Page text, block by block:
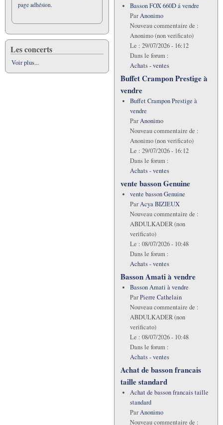
page adhésion.
Les concerts
Voir plus...
Basson FOX 660D á vendre
ParAnonimo
Nouveau commentaire de :
Anonimo (non verificato)
Le : 29/07/2026 - 16:12
Dans le forum :
Achats - ventes
Buffet Crampon Prestige à
vendre
Buffet Crampon Prestige à
vendre
ParAnonimo
Nouveau commentaire de :
Anonimo (non verificato)
Le : 29/07/2026 - 16:12
Dans le forum :
Achats - ventes
vente basson Genuine
vente basson Genuine
ParAcya BIZIEUX
Nouveau commentaire de :
ABDULKADER (non
verificato)
Le : 08/07/2026 - 10:48
Dans le forum :
Achats - ventes
Basson Amati à vendre
Basson Amati à vendre
ParPierre Cathelain
Nouveau commentaire de :
ABDULKADER (non
verificato)
Le : 08/07/2026 - 10:48
Dans le forum :
Achats - ventes
Achat de basson francais
taille standard
Achat de basson francais taille
standard
ParAnonimo
Nouveau commentaire de :